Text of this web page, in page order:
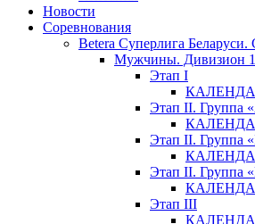
Новости
Соревнования
Betera Суперлига Беларуси.
Мужчины. Дивизион 1
Этап I
Этап II. Группа
Этап II. Группа
Этап II. Группа
Этап III